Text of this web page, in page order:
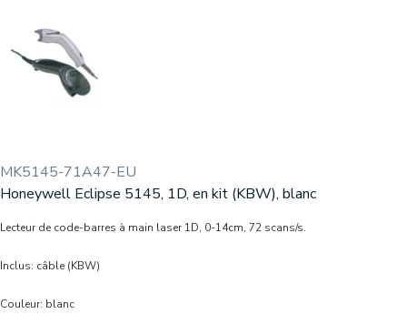
MK5145-71A47-EU
Honeywell Eclipse 5145, 1D, en kit (KBW), blanc
Lecteur de code-barres à main laser 1D, 0-14cm, 72 scans/s.
Inclus: câble (KBW)
Couleur: blanc